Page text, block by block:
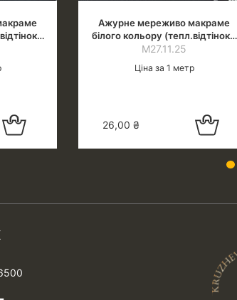
в
кошик
Ажурне мереживо макраме
білого кольору (тепл.відтінок),
ширина 2.0 см
М27.11.25
Ціна за 1 метр
26,00₴ Додати в
кошик
1